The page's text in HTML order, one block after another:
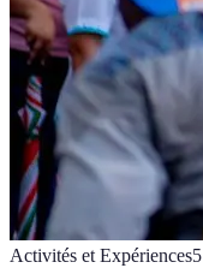
Activités et Expériences5